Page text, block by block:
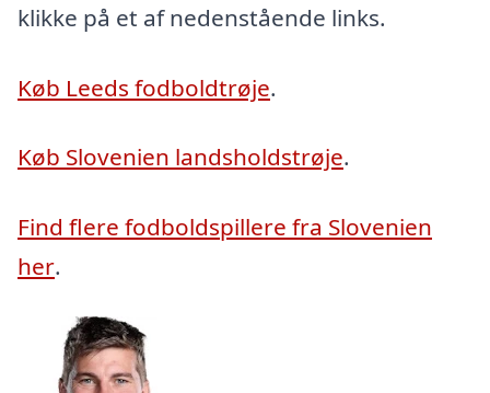
klikke på et af nedenstående links.
Køb Leeds fodboldtrøje.
Køb Slovenien landsholdstrøje.
Find flere fodboldspillere fra Slovenien
her.